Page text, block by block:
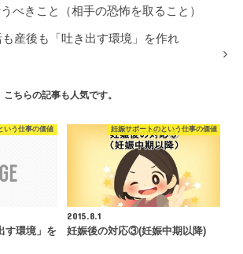
べきこと（相手の恐怖を取ること）
も産後も「吐き出す環境」を作れ
こちらの記事も人気です。
いう仕事の価値
す環境」を
妊娠サポートのという仕事の価値
2015.8.1
妊娠後の対応③(妊娠中期以降)